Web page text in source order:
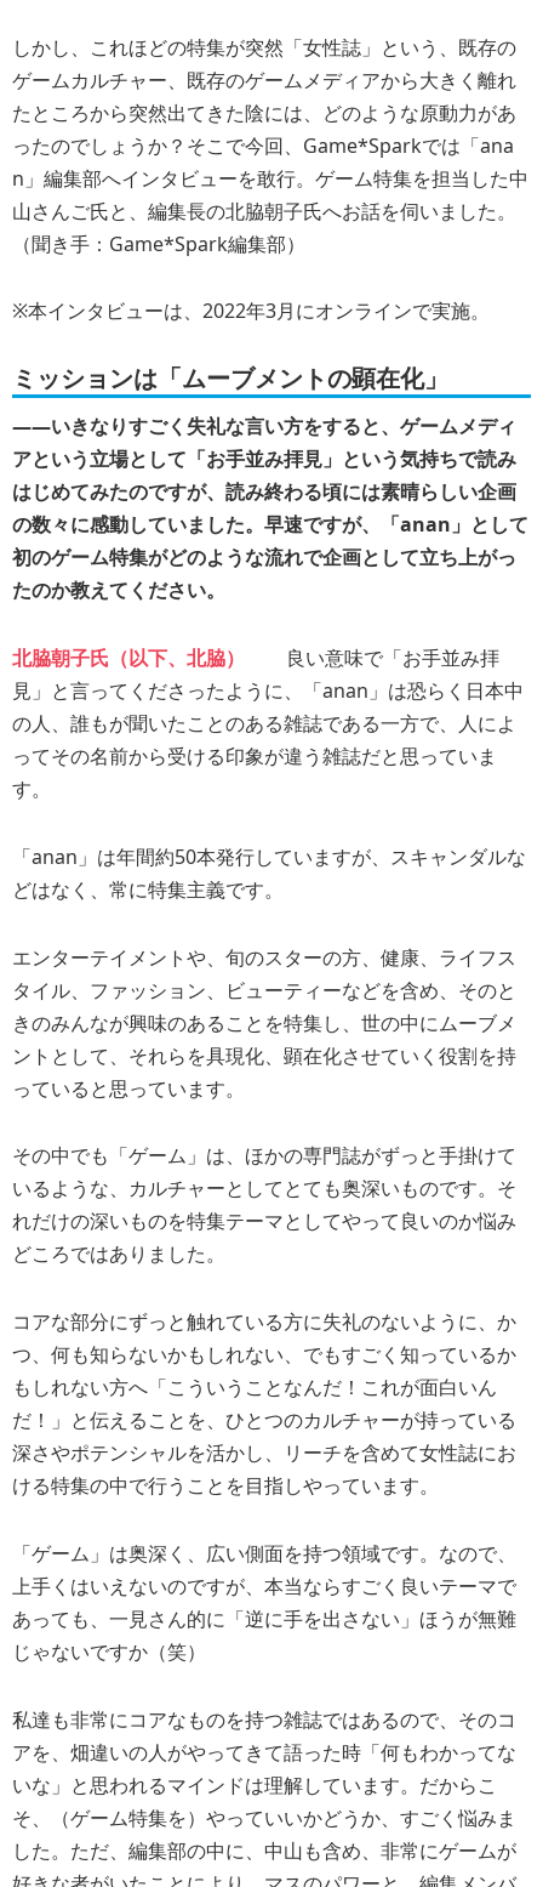
しかし、これほどの特集が突然「女性誌」という、既存の
ゲームカルチャー、既存のゲームメディアから大きく離れ
たところから突然出てきた陰には、どのような原動力があ
ったのでしょうか？そこで今回、Game*Sparkでは「ana
n」編集部へインタビューを敢行。ゲーム特集を担当した中
山さんご氏と、編集長の北脇朝子氏へお話を伺いました。
（聞き手：Game*Spark編集部）
※本インタビューは、2022年3月にオンラインで実施。
ミッションは「ムーブメントの顕在化」
――いきなりすごく失礼な言い方をすると、ゲームメディ
アという立場として「お手並み拝見」という気持ちで読み
はじめてみたのですが、読み終わる頃には素晴らしい企画
の数々に感動していました。早速ですが、「anan」として
初のゲーム特集がどのような流れで企画として立ち上がっ
たのか教えてください。
北脇朝子氏（以下、北脇）
良い意味で「お手並み拝
見」と言ってくださったように、「anan」は恐らく日本中
の人、誰もが聞いたことのある雑誌である一方で、人によ
ってその名前から受ける印象が違う雑誌だと思っていま
す。
「anan」は年間約50本発行していますが、スキャンダルな
どはなく、常に特集主義です。
エンターテイメントや、旬のスターの方、健康、ライフス
タイル、ファッション、ビューティーなどを含め、そのと
きのみんなが興味のあることを特集し、世の中にムーブメ
ントとして、それらを具現化、顕在化させていく役割を持
っていると思っています。
その中でも「ゲーム」は、ほかの専門誌がずっと手掛けて
いるような、カルチャーとしてとても奥深いものです。そ
れだけの深いものを特集テーマとしてやって良いのか悩み
どころではありました。
コアな部分にずっと触れている方に失礼のないように、か
つ、何も知らないかもしれない、でもすごく知っているか
もしれない方へ「こういうことなんだ！これが面白いん
だ！」と伝えることを、ひとつのカルチャーが持っている
深さやポテンシャルを活かし、リーチを含めて女性誌にお
ける特集の中で行うことを目指しやっています。
「ゲーム」は奥深く、広い側面を持つ領域です。なので、
上手くはいえないのですが、本当ならすごく良いテーマで
あっても、一見さん的に「逆に手を出さない」ほうが無難
じゃないですか（笑）
私達も非常にコアなものを持つ雑誌ではあるので、そのコ
アを、畑違いの人がやってきて語った時「何もわかってな
いな」と思われるマインドは理解しています。だからこ
そ、（ゲーム特集を）やっていいかどうか、すごく悩みま
した。ただ、編集部の中に、中山も含め、非常にゲームが